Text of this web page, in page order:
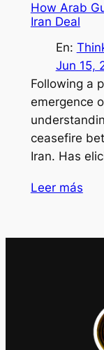
How Arab
Iran Deal
En:
Jun 15,
Following a
emergence
ceasefire
Iran. Has
Leer más